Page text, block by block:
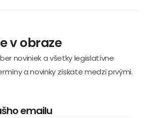
v obraze
noviniek a všetky legislatívne
a novinky získate medzi prvými.
emailu